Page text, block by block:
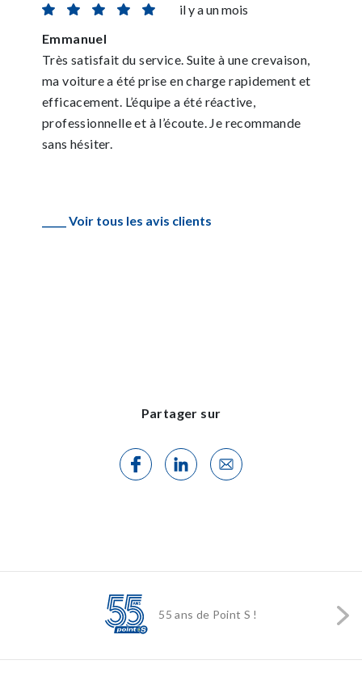
il y a un mois
Emmanuel
Très satisfait du service. Suite à une crevaison,
ma voiture a été prise en charge rapidement et
efficacement. L’équipe a été réactive,
professionnelle et à l’écoute. Je recommande
sans hésiter.
_____ Voir tous les avis clients
Partager sur
55 ans de Point S !